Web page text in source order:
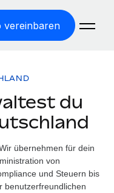
vereinbaren
bei der Einstellung
du
übernehmen für dein
von
und Steuern bis
benutzerfreundlichen